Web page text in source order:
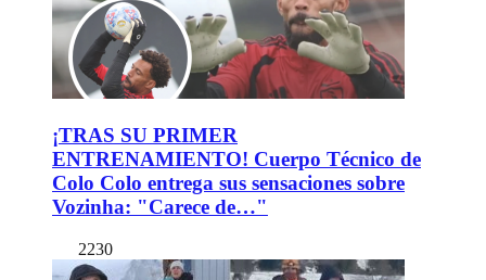
¡TRAS SU PRIMER
ENTRENAMIENTO! Cuerpo Técnico de
Colo Colo entrega sus sensaciones sobre
Vozinha: "Carece de…"
2230